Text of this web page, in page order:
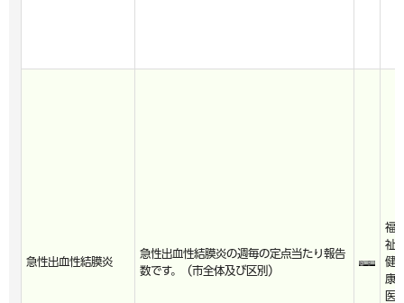
急性出血性結膜炎
急性出血性結膜炎の週毎の定点当たり報告
数です。（市全体及び区別）
福
祉
健
康
医